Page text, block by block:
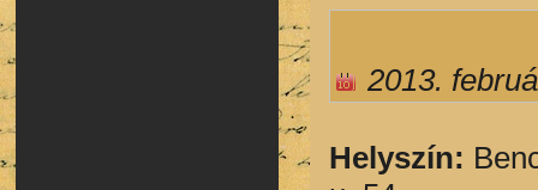
2013.
Helyszín: